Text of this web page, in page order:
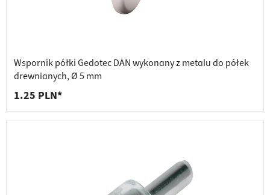
Wspornik półki Gedotec DAN wykonany z metalu do półek
drewnianych, Ø 5 mm
1.25 PLN*